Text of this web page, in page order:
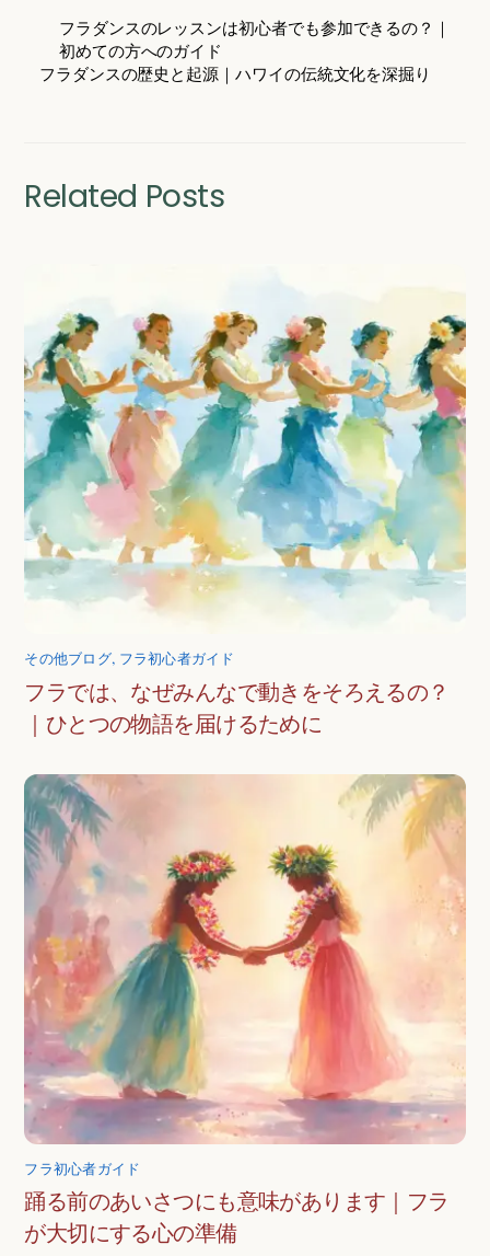
フラダンスのレッスンは初心者でも参加できるの？｜
初めての方へのガイド
フラダンスの歴史と起源｜ハワイの伝統文化を深掘り
Related Posts
その他ブログ, フラ初心者ガイド
フラでは、なぜみんなで動きをそろえるの？
｜ひとつの物語を届けるために
フラ初心者ガイド
踊る前のあいさつにも意味があります｜フラ
が大切にする心の準備